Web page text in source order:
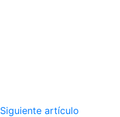
Siguiente artículo